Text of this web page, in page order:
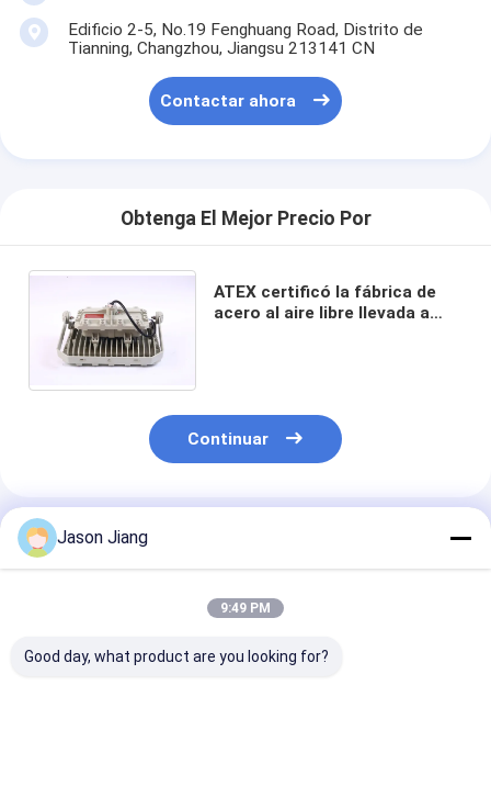
Edificio 2-5, No.19 Fenghuang Road, Distrito de
Tianning, Changzhou, Jiangsu 213141 CN
Contactar ahora
Obtenga El Mejor Precio Por
ATEX certificó la fábrica de
acero al aire libre llevada a
Continuar
Productos Recomendados
Jason Jiang
9:49 PM
Good day, what product are you looking for?